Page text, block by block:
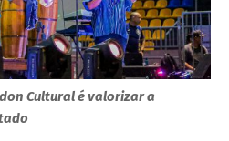
Cultural é valorizar a